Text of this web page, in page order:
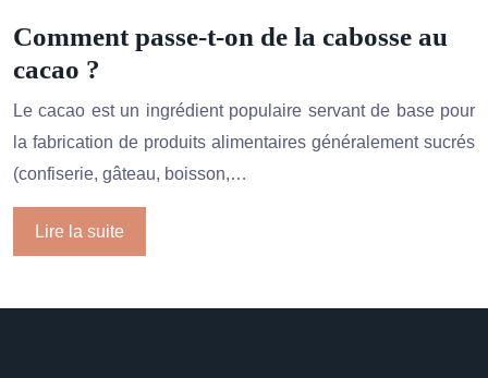
Comment passe-t-on de la cabosse au
cacao ?
Le cacao est un ingrédient populaire servant de base pour
la fabrication de produits alimentaires généralement sucrés
(confiserie, gâteau, boisson,…
Lire la suite